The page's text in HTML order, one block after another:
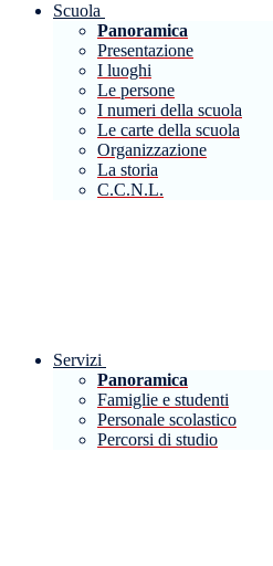
Scuola
Panoramica
Presentazione
I luoghi
Le persone
I numeri della scuola
Le carte della scuola
Organizzazione
La storia
C.C.N.L.
Servizi
Panoramica
Famiglie e studenti
Personale scolastico
Percorsi di studio